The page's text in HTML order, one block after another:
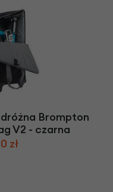
Brompton
V2 - czarna
zł